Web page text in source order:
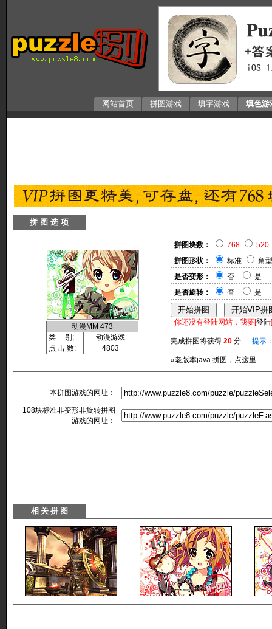
网站首页 拼图游戏 填字游戏 填色游
拼 图 选 项
动漫MM 473
类 别:
动漫游戏
点 击 数:
4803
拼图块数： 768
520
拼图形状：
标准
角型
是否变形：
否
是
是否旋转：
否 是
你还没有登陆网站，我要[登陆
完成拼图将获得 20 分 提示
»老版本java 拼图，点这里
本拼图游戏的网址：
108块标准非变形非旋转拼图
游戏的网址：